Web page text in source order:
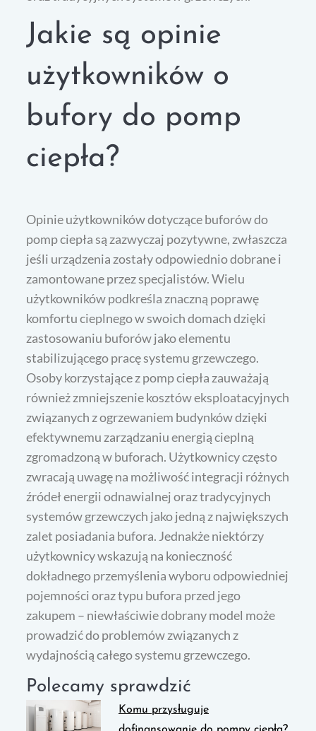
Jakie są opinie
użytkowników o
bufory do pomp
ciepła?
Opinie użytkowników dotyczące buforów do
pomp ciepła są zazwyczaj pozytywne, zwłaszcza
jeśli urządzenia zostały odpowiednio dobrane i
zamontowane przez specjalistów. Wielu
użytkowników podkreśla znaczną poprawę
komfortu cieplnego w swoich domach dzięki
zastosowaniu buforów jako elementu
stabilizującego pracę systemu grzewczego.
Osoby korzystające z pomp ciepła zauważają
również zmniejszenie kosztów eksploatacyjnych
związanych z ogrzewaniem budynków dzięki
efektywnemu zarządzaniu energią cieplną
zgromadzoną w buforach. Użytkownicy często
zwracają uwagę na możliwość integracji różnych
źródeł energii odnawialnej oraz tradycyjnych
systemów grzewczych jako jedną z największych
zalet posiadania bufora. Jednakże niektórzy
użytkownicy wskazują na konieczność
dokładnego przemyślenia wyboru odpowiedniej
pojemności oraz typu bufora przed jego
zakupem – niewłaściwie dobrany model może
prowadzić do problemów związanych z
wydajnością całego systemu grzewczego.
Polecamy sprawdzić
Komu przysługuje